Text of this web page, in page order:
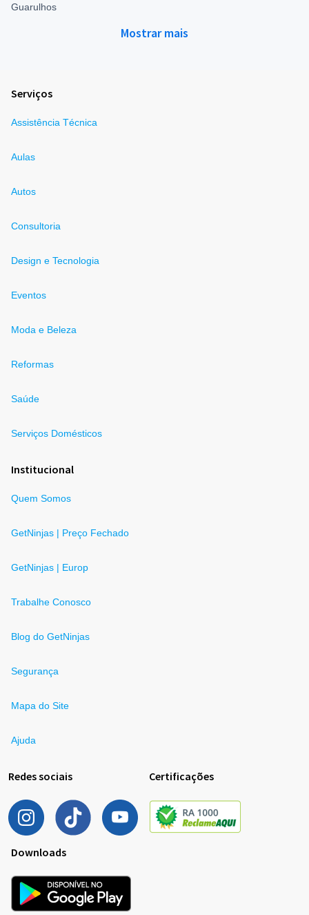
Guarulhos
Mostrar mais
Serviços
Assistência Técnica
Aulas
Autos
Consultoria
Design e Tecnologia
Eventos
Moda e Beleza
Reformas
Saúde
Serviços Domésticos
Institucional
Quem Somos
GetNinjas | Preço Fechado
GetNinjas | Europ
Trabalhe Conosco
Blog do GetNinjas
Segurança
Mapa do Site
Ajuda
Redes sociais Certificações
Downloads